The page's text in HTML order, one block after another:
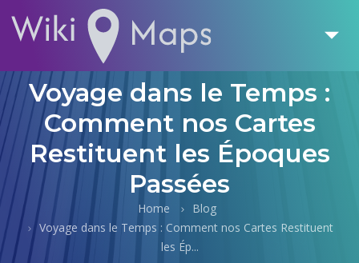
Voyage dans le Temps :
Comment nos Cartes
Restituent les Époques
Passées
Home
Blog
Voyage dans le Temps : Comment nos Cartes Restituent
les Ép...